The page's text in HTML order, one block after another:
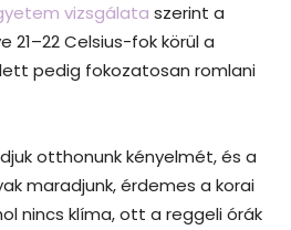
vizsgálata szerint a
Celsius-fok körül a
pedig fokozatosan romlani
otthonunk kényelmét, és a
maradjunk, érdemes a korai
nincs klíma, ott a reggeli órák